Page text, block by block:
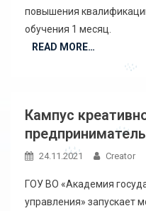
повышения
обучения 1 месяц.
READ MORE…
Кампус
24.11.2021 Creator
ГОУ ВО «Академия
управления» запускает